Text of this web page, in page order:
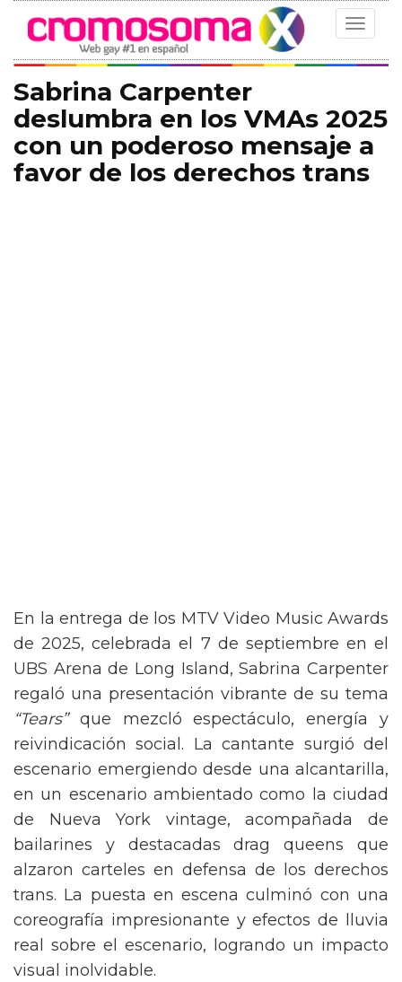
Toggle
Sabrina Carpenter
deslumbra en los VMAs 2025
con un poderoso mensaje a
favor de los derechos trans
En la entrega de los MTV Video Music Awards
de 2025, celebrada el 7 de septiembre en el
UBS Arena de Long Island, Sabrina Carpenter
regaló una presentación vibrante de su tema
“Tears”que mezcló espectáculo, energía y
reivindicación social. La cantante surgió del
escenario emergiendo desde una alcantarilla,
en un escenario ambientado como la ciudad
de Nueva York vintage, acompañada de
bailarines y destacadas drag queens que
alzaron carteles en defensa de los derechos
trans. La puesta en escena culminó con una
coreografía impresionante y efectos de lluvia
real sobre el escenario, logrando un impacto
visual inolvidable.